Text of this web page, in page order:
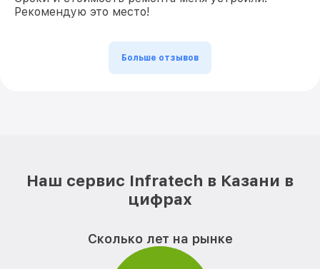
Рекомендую это место!
Больше отзывов
Наш сервис Infratech в Казани в
цифрах
Сколько лет на рынке